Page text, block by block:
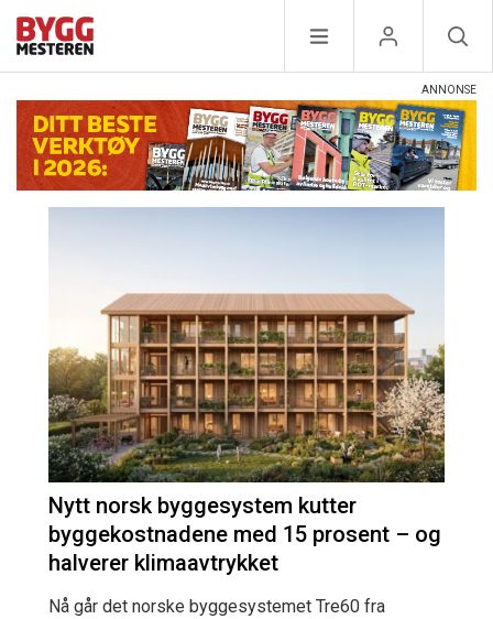
Nytt norsk byggesystem kutter
byggekostnadene med 15 prosent – og
halverer klimaavtrykket
Nå går det norske byggesystemet Tre60 fra